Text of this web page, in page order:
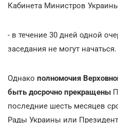
Кабинета Министров
- в течение 30 дней одной
заседания не могут начаться.
Однако полномочия
быть досрочно прекращены
последние шесть месяцев
Рады Украины или